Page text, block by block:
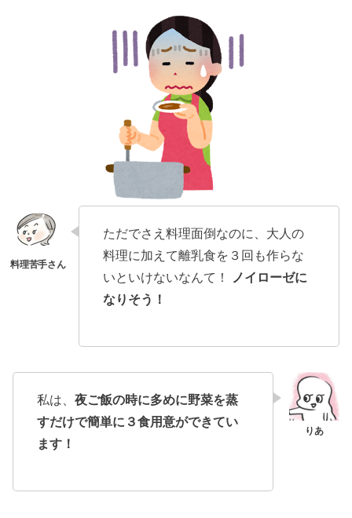
ただでさえ料理面倒なのに、大人の
料理に加えて離乳食を３回も作らな
いといけないなんて！
ノイローゼに
なりそう！
私は、夜ご飯の時に多めに野菜を蒸
すだけで簡単に３食用意ができてい
ます！